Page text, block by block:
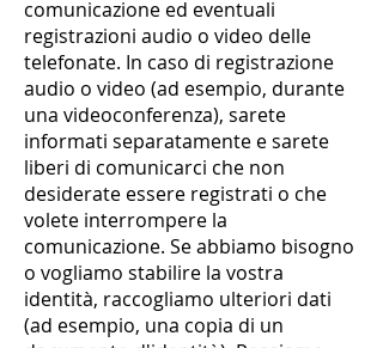
comunicazione ed eventuali
registrazioni audio o video delle
telefonate. In caso di registrazione
audio o video (ad esempio, durante
una videoconferenza), sarete
informati separatamente e sarete
liberi di comunicarci che non
desiderate essere registrati o che
volete interrompere la
comunicazione. Se abbiamo bisogno
o vogliamo stabilire la vostra
identità, raccogliamo ulteriori dati
(ad esempio, una copia di un